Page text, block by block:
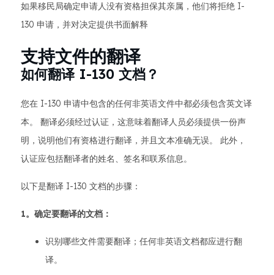
如果移民局确定申请人没有资格担保其亲属，他们将拒绝 I-
130 申请，并对决定提供书面解释
支持文件的翻译
如何翻译 I-130 文档？
您在 I-130 申请中包含的任何非英语文件中都必须包含英文译
本。 翻译必须经过认证，这意味着翻译人员必须提供一份声
明，说明他们有资格进行翻译，并且文本准确无误。 此外，
认证应包括翻译者的姓名、签名和联系信息。
以下是翻译 I-130 文档的步骤：
1。确定要翻译的文档：
识别哪些文件需要翻译；任何非英语文档都应进行翻
译。